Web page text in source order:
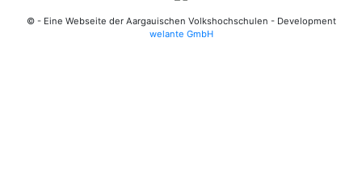
© - Eine Webseite der Aargauischen Volkshochschulen - Development
welante GmbH